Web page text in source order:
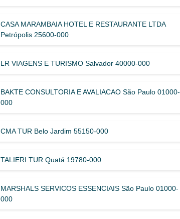
CASA MARAMBAIA HOTEL E RESTAURANTE LTDA
Petrópolis 25600-000
LR VIAGENS E TURISMO Salvador 40000-000
BAKTE CONSULTORIA E AVALIACAO São Paulo 01000-
000
CMA TUR Belo Jardim 55150-000
TALIERI TUR Quatá 19780-000
MARSHALS SERVICOS ESSENCIAIS São Paulo 01000-
000